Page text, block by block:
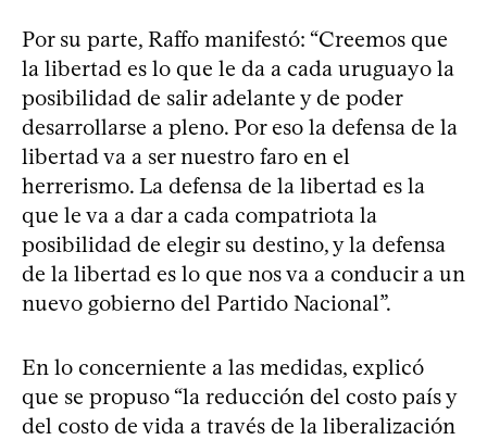
Por su parte, Raffo manifestó: “Creemos que
la libertad es lo que le da a cada uruguayo la
posibilidad de salir adelante y de poder
desarrollarse a pleno. Por eso la defensa de la
libertad va a ser nuestro faro en el
herrerismo. La defensa de la libertad es la
que le va a dar a cada compatriota la
posibilidad de elegir su destino, y la defensa
de la libertad es lo que nos va a conducir a un
nuevo gobierno del Partido Nacional”.
En lo concerniente a las medidas, explicó
que se propuso “la reducción del costo país y
del costo de vida a través de la liberalización